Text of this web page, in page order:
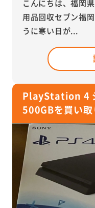
こんにちは、福岡
用品回収セブン福
うに寒い日が...
PlayStation 4
500GBを買い取